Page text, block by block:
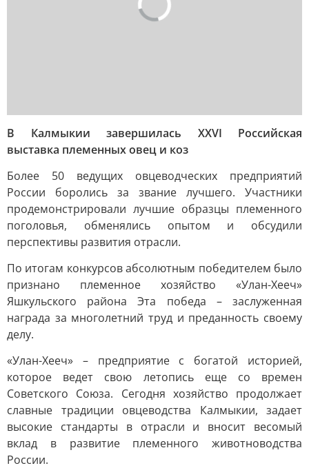
В Калмыкии завершилась XXVI Российская
выставка племенных овец и коз
Более 50 ведущих овцеводческих предприятий
России боролись за звание лучшего. Участники
продемонстрировали лучшие образцы племенного
поголовья, обменялись опытом и обсудили
перспективы развития отрасли.
По итогам конкурсов абсолютным победителем было
признано племенное хозяйство «Улан-Хееч»
Яшкульского района Эта победа – заслуженная
награда за многолетний труд и преданность своему
делу.
«Улан-Хееч» – предприятие с богатой историей,
которое ведет свою летопись еще со времен
Советского Союза. Сегодня хозяйство продолжает
славные традиции овцеводства Калмыкии, задает
высокие стандарты в отрасли и вносит весомый
вклад в развитие племенного животноводства
России.